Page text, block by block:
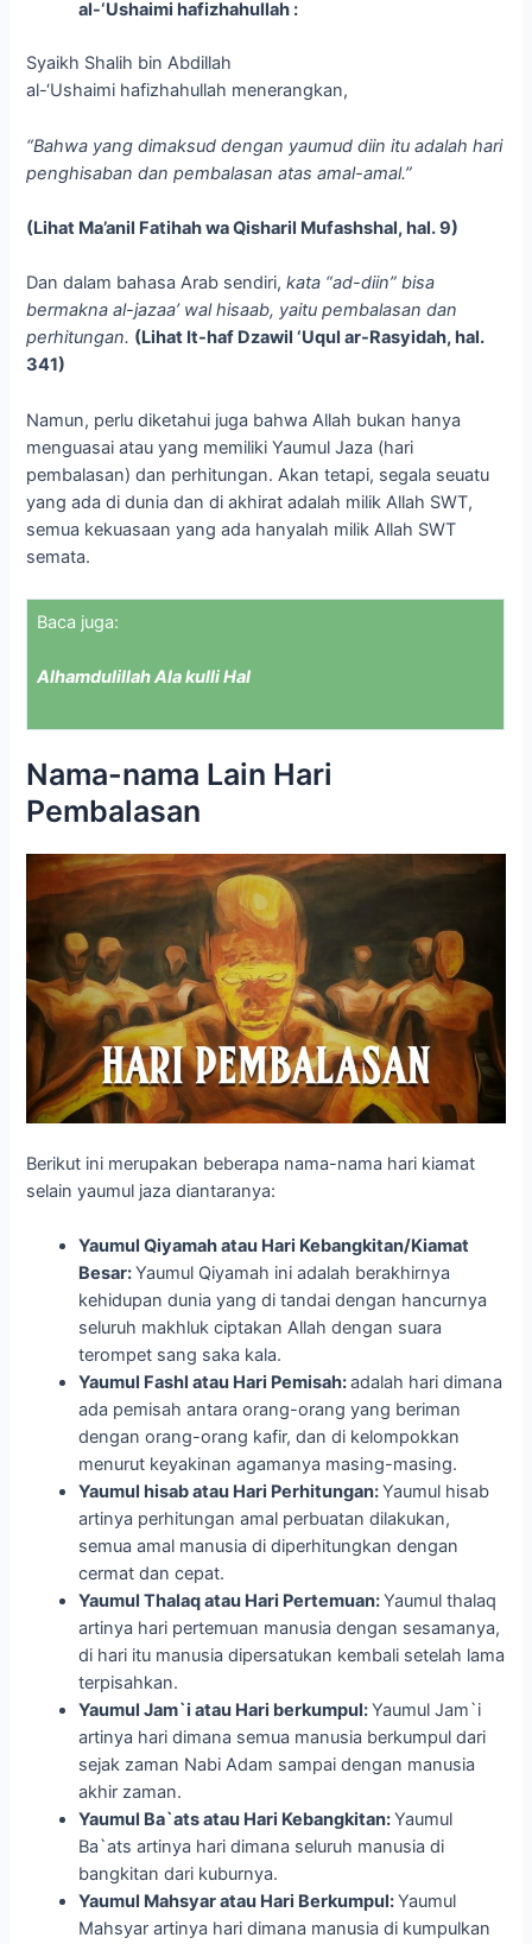
al-‘Ushaimi hafizhahullah :
Syaikh Shalih bin Abdillah
al-‘Ushaimi hafizhahullah menerangkan,
“Bahwa yang dimaksud dengan yaumud diin itu adalah hari
penghisaban dan pembalasan atas amal-amal.”
(Lihat Ma’anil Fatihah wa Qisharil Mufashshal, hal. 9)
Dan dalam bahasa Arab sendiri,kata “ad-diin” bisa
bermakna al-jazaa’ wal hisaab, yaitu pembalasan dan
perhitungan. (Lihat It-haf Dzawil ‘Uqul ar-Rasyidah, hal.
341)
Namun, perlu diketahui juga bahwa Allah bukan hanya
menguasai atau yang memiliki Yaumul Jaza (hari
pembalasan) dan perhitungan. Akan tetapi, segala seuatu
yang ada di dunia dan di akhirat adalah milik Allah SWT,
semua kekuasaan yang ada hanyalah milik Allah SWT
semata.
Baca juga:
Alhamdulillah Ala kulli Hal
Nama-nama Lain Hari
Pembalasan
Berikut ini merupakan beberapa nama-nama hari kiamat
selain yaumul jaza diantaranya:
Yaumul Qiyamah atau Hari Kebangkitan/Kiamat
Besar:Yaumul Qiyamah ini adalah berakhirnya
kehidupan dunia yang di tandai dengan hancurnya
seluruh makhluk ciptakan Allah dengan suara
terompet sang saka kala.
Yaumul Fashl atau Hari Pemisah:adalah hari dimana
ada pemisah antara orang-orang yang beriman
dengan orang-orang kafir, dan di kelompokkan
menurut keyakinan agamanya masing-masing.
Yaumul hisab atau Hari Perhitungan:Yaumul hisab
artinya perhitungan amal perbuatan dilakukan,
semua amal manusia di diperhitungkan dengan
cermat dan cepat.
Yaumul Thalaq atau Hari Pertemuan:Yaumul thalaq
artinya hari pertemuan manusia dengan sesamanya,
di hari itu manusia dipersatukan kembali setelah lama
terpisahkan.
Yaumul Jam`i atau Hari berkumpul:Yaumul Jam`i
artinya hari dimana semua manusia berkumpul dari
sejak zaman Nabi Adam sampai dengan manusia
akhir zaman.
Yaumul Ba`ats atau Hari Kebangkitan:Yaumul
Ba`ats artinya hari dimana seluruh manusia di
bangkitan dari kuburnya.
Yaumul Mahsyar atau Hari Berkumpul:Yaumul
Mahsyar artinya hari dimana manusia di kumpulkan